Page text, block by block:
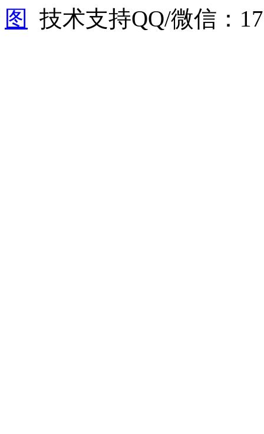
图
技术支持QQ/微信：